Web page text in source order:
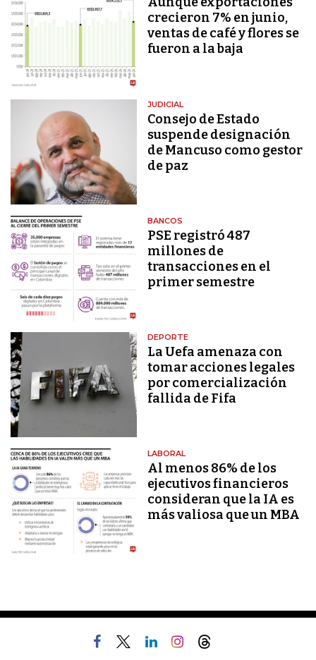
crecieron 7% en junio,
ventas de café y flores se
fueron a la baja
JUDICIAL
Consejo de Estado
suspende designación
de Mancuso como gestor
de paz
BANCOS
PSE registró 487
millones de
transacciones en el
primer semestre
DEPORTE
La Uefa amenaza con
tomar acciones legales
por comercialización
fallida de Fifa
LABORAL
Al menos 86% de los
ejecutivos financieros
consideran que la IA es
más valiosa que un MBA